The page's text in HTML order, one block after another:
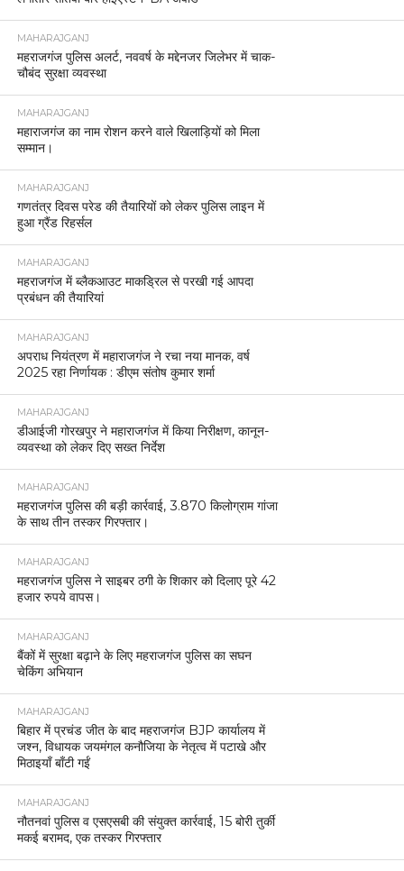
MAHARAJGANJ
महराजगंज पुलिस अलर्ट, नववर्ष के मद्देनजर जिलेभर में चाक-
चौबंद सुरक्षा व्यवस्था
MAHARAJGANJ
महाराजगंज का नाम रोशन करने वाले खिलाड़ियों को मिला
सम्मान।
MAHARAJGANJ
गणतंत्र दिवस परेड की तैयारियों को लेकर पुलिस लाइन में
हुआ ग्रैंड रिहर्सल
MAHARAJGANJ
महराजगंज में ब्लैकआउट माकड्रिल से परखी गई आपदा
प्रबंधन की तैयारियां
MAHARAJGANJ
अपराध नियंत्रण में महाराजगंज ने रचा नया मानक, वर्ष
2025 रहा निर्णायक : डीएम संतोष कुमार शर्मा
MAHARAJGANJ
डीआईजी गोरखपुर ने महाराजगंज में किया निरीक्षण, कानून-
व्यवस्था को लेकर दिए सख्त निर्देश
MAHARAJGANJ
महराजगंज पुलिस की बड़ी कार्रवाई, 3.870 किलोग्राम गांजा
के साथ तीन तस्कर गिरफ्तार।
MAHARAJGANJ
महराजगंज पुलिस ने साइबर ठगी के शिकार को दिलाए पूरे 42
हजार रुपये वापस।
MAHARAJGANJ
बैंकों में सुरक्षा बढ़ाने के लिए महराजगंज पुलिस का सघन
चेकिंग अभियान
MAHARAJGANJ
बिहार में प्रचंड जीत के बाद महराजगंज BJP कार्यालय में
जश्न, विधायक जयमंगल कनौजिया के नेतृत्व में पटाखे और
मिठाइयाँ बाँटी गईं
MAHARAJGANJ
नौतनवां पुलिस व एसएसबी की संयुक्त कार्रवाई, 15 बोरी तुर्की
मकई बरामद, एक तस्कर गिरफ्तार